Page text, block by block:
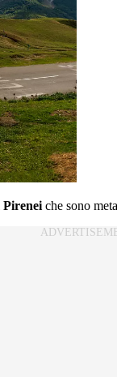
Pirenei che sono